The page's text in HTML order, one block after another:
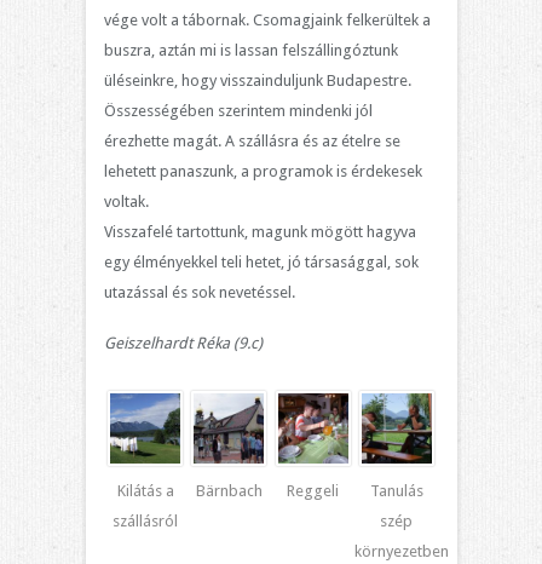
vége volt a tábornak. Csomagjaink felkerültek a
buszra, aztán mi is lassan felszállingóztunk
üléseinkre, hogy visszainduljunk Budapestre.
Összességében szerintem mindenki jól
érezhette magát. A szállásra és az ételre se
lehetett panaszunk, a programok is érdekesek
voltak.
Visszafelé tartottunk, magunk mögött hagyva
egy élményekkel teli hetet, jó társasággal, sok
utazással és sok nevetéssel.
Geiszelhardt Réka (9.c)
Kilátás a
szállásról
Bärnbach Reggeli
Tanulás
szép
környezetben